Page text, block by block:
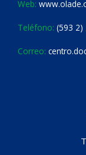
Web:
Teléfono: (593 2)
Correo: